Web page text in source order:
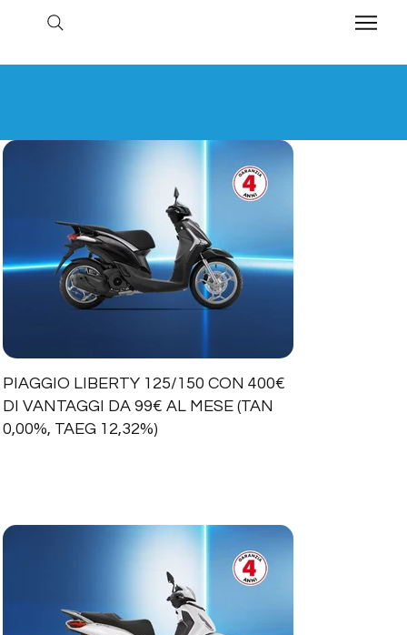
PIAGGIO LIBERTY 125/150 CON 400€
DI VANTAGGI DA 99€ AL MESE (TAN
0,00%, TAEG 12,32%)